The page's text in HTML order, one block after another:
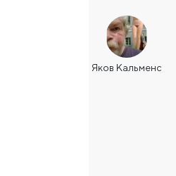
Яков Кальменс